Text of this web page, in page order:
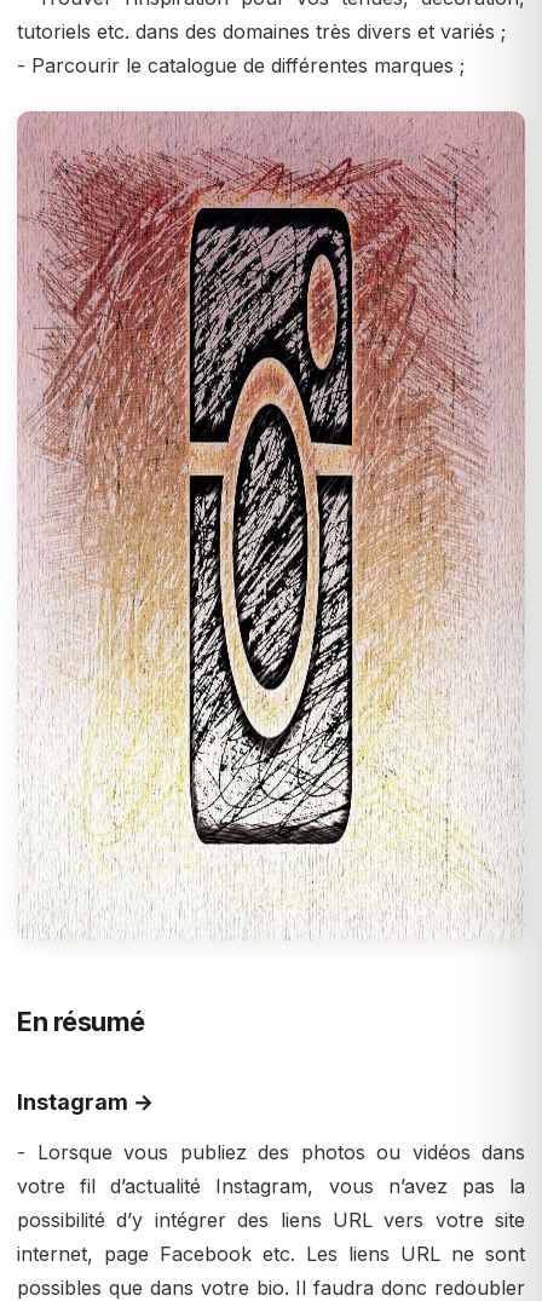
tutoriels etc. dans des domaines très divers et variés ;
- Parcourir le catalogue de différentes marques ;
En résumé
Instagram →
- Lorsque vous publiez des photos ou vidéos dans
votre fil d’actualité Instagram, vous n’avez pas la
possibilité d’y intégrer des liens URL vers votre site
internet, page Facebook etc. Les liens URL ne sont
possibles que dans votre bio. Il faudra donc redoubler